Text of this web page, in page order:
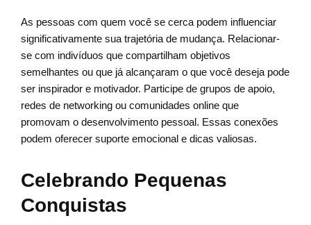
As pessoas com quem você se cerca podem influenciar
significativamente sua trajetória de mudança. Relacionar-
se com indivíduos que compartilham objetivos
semelhantes ou que já alcançaram o que você deseja pode
ser inspirador e motivador. Participe de grupos de apoio,
redes de networking ou comunidades online que
promovam o desenvolvimento pessoal. Essas conexões
podem oferecer suporte emocional e dicas valiosas.
Celebrando Pequenas
Conquistas